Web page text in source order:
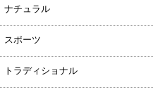
ナチュラル
スポーツ
トラディショナル